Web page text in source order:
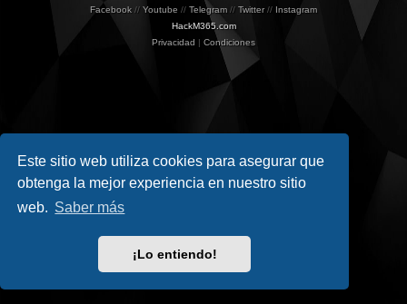
Este sitio web utiliza cookies para asegurar que
obtenga la mejor experiencia en nuestro sitio
web. Saber más
¡Lo entiendo!
Facebook // Youtube // Telegram // Twitter// Instagram
HackM365.com
Privacidad | Condiciones